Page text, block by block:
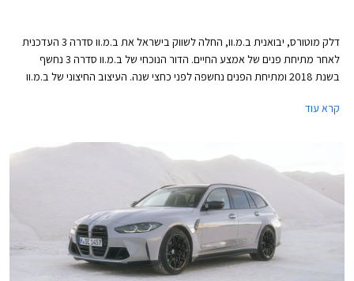
דלק מוטורס, יבואנית ב.מ.וו, החלה לשווק בישראל את ב.מ.וו סדרה 3 העדכנית
לאחר מתיחת פנים של אמצע החיים. הדור הנוכחי של ב.מ.וו סדרה 3 נחשף
בשנת 2018 ומתיחת הפנים נחשפה לפני כחצי שנה. העיצוב החיצוני של ב.מ.וו
המעודכנת עומדים על החל מ- 290,000 ₪ ומגלמים התייקרות משמעותית
קרא עוד